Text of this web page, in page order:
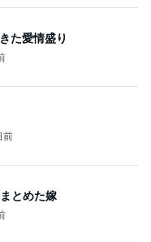
た愛情盛り
前
とめた嫁